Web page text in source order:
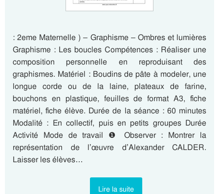
: 2eme Maternelle ) – Graphisme – Ombres et lumières
Graphisme : Les boucles Compétences : Réaliser une
composition personnelle en reproduisant des
graphismes. Matériel : Boudins de pâte à modeler, une
longue corde ou de la laine, plateaux de farine,
bouchons en plastique, feuilles de format A3, fiche
matériel, fiche élève. Durée de la séance : 60 minutes
Modalité : En collectif, puis en petits groupes Durée
Activité Mode de travail ❶ Observer : Montrer la
représentation de l’œuvre d’Alexander CALDER.
Laisser les élèves…
Lire la suite